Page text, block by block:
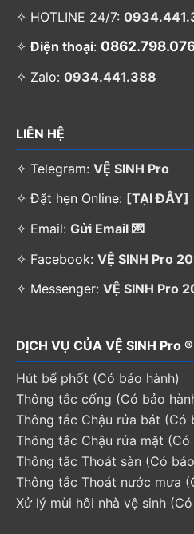
✧ HOTLINE 24/7:
✧Điện thoại:
✧ Zalo: 0934.441.388
LIÊN HỆ
✧ Telegram: VỆ SINH Pro
✧ Đặt hẹn Online: [TẠI ĐÂY]
✧ Email: Gửi Email 💌
✧ Facebook: VỆ SINH Pro
✧ Messenger: VỆ SINH Pro
DỊCH VỤ CỦA VỆ SINH Pro ®
Hút bể phốt (Có bảo hành)
Thông tắc cống (Có bảo
Thông tắc Chậu rửa bát (Có
Thông tắc Chậu rửa mặt (Có
Thông tắc Thoát sàn (Có
Thông tắc Thoát nước mưa
Xử lý mùi hôi nhà vệ sinh